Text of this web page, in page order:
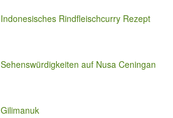
Indonesisches Rindfleischcurry Rezept
Sehenswürdigkeiten auf Nusa Ceningan
Gilimanuk